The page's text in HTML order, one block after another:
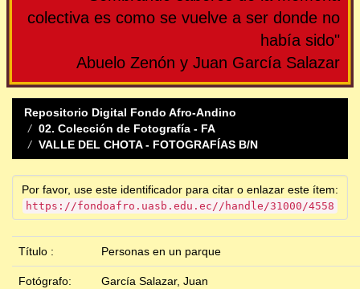
colectiva es como se vuelve a ser donde no
había sido"
Abuelo Zenón y Juan García Salazar
Repositorio Digital Fondo Afro-Andino
02. Colección de Fotografía - FA
VALLE DEL CHOTA - FOTOGRAFÍAS B/N
Por favor, use este identificador para citar o enlazar este ítem:
https://fondoafro.uasb.edu.ec//handle/31000/4558
Título : Personas en un parque
Fotógrafo:
García Salazar, Juan